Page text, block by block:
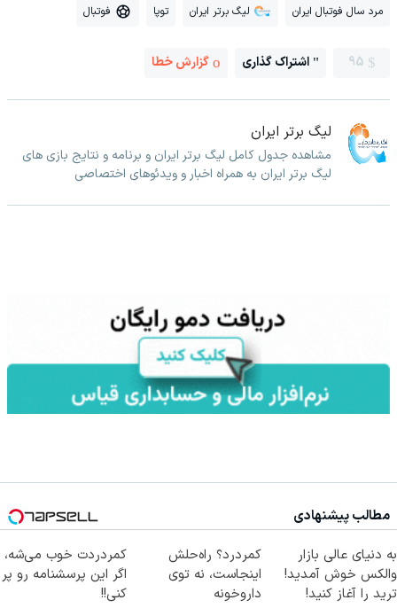
مرد سال فوتبال ایران لیگ برتر ایران توپا فوتبال
95 اشتراک گذاری گزارش خطا
لیگ برتر ایران
مشاهده جدول کامل لیگ برتر ایران و برنامه و نتایج بازی های
لیگ برتر ایران به همراه اخبار و ویدئوهای اختصاصی
مطالب پیشنهادی
به دنیای عالی بازار
والکس خوش آمدید!
ترید را آغاز کنید!
کمردرد؟ راه‌حلش
اینجاست، نه توی
داروخونه
کمردردت خوب می‌شه،
اگر این پرسشنامه رو پر
کنی!!